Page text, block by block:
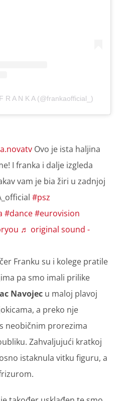
R A N K A (@frankaofficial_)
Ovo je ista haljina
I franka i dalje izgleda
vam je bia žiri u zadnjoj
#psz
#dance#eurovision
♬ original sound -
Franku su i kolege pratile
pa smo imali prilike
Navojec u maloj plavoj
a preko nje
neobičnim prorezima
Zahvaljujući kratkoj
istaknula vitku figuru, a